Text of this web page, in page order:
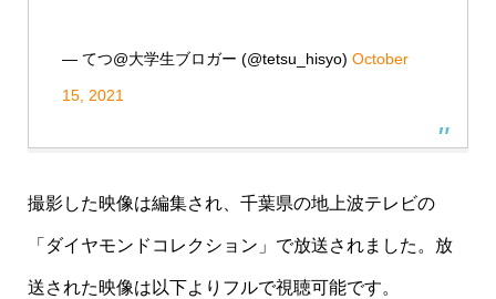
— てつ@大学生ブロガー (@tetsu_hisyo) October
15, 2021
撮影した映像は編集され、千葉県の地上波テレビの
「ダイヤモンドコレクション」で放送されました。放
送された映像は以下よりフルで視聴可能です。